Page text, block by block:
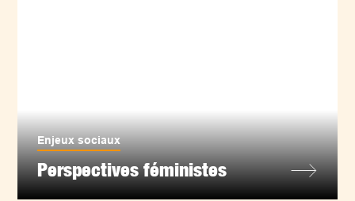
Enjeux sociaux
Perspectives féministes